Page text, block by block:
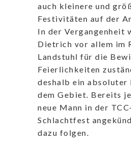
auch kleinere und
Festivitäten auf der
In der Vergangenheit
Dietrich vor allem im
Landstuhl für die
Feierlichkeiten
deshalb ein absoluter
dem Gebiet. Bereits
neue Mann in der
Schlachtfest
dazu folgen.